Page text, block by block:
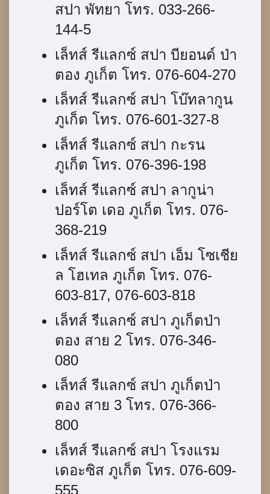
สปา พัทยา โทร. 033-266-
144-5
เล็ทส์ รีแลกซ์ สปา บียอนด์ ป่า
ตอง ภูเก็ต โทร. 076-604-270
เล็ทส์ รีแลกซ์ สปา โบ๊ทลากูน
ภูเก็ต โทร. 076-601-327-8
เล็ทส์ รีแลกซ์ สปา กะรน
ภูเก็ต โทร. 076-396-198
เล็ทส์ รีแลกซ์ สปา ลากูน่า
ปอร์โต เดอ ภูเก็ต โทร. 076-
368-219
เล็ทส์ รีแลกซ์ สปา เอ็ม โซเชีย
ล โฮเทล ภูเก็ต โทร. 076-
603-817, 076-603-818
เล็ทส์ รีแลกซ์ สปา ภูเก็ตป่า
ตอง สาย 2 โทร. 076-346-
080
เล็ทส์ รีแลกซ์ สปา ภูเก็ตป่า
ตอง สาย 3 โทร. 076-366-
800
เล็ทส์ รีแลกซ์ สปา โรงแรม
เดอะซิส ภูเก็ต โทร. 076-609-
555